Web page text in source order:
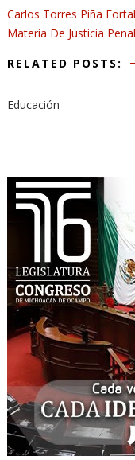
Carlos Torres Piña
Materia De Justicia
RELATED POSTS:
Educación